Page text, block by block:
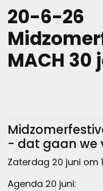
20-6-26
MACH 30
- dat gaan we
Zaterdag 20 juni om
Agenda 20 juni: